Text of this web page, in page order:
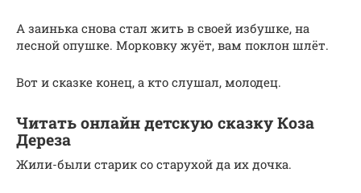
А заинька снова стал жить в своей избушке, на
лесной опушке. Морковку жуёт, вам поклон шлёт.
Вот и сказке конец, а кто слушал, молодец.
Читать онлайн детскую сказку Коза
Дереза
Жили-были старик со старухой да их дочка.